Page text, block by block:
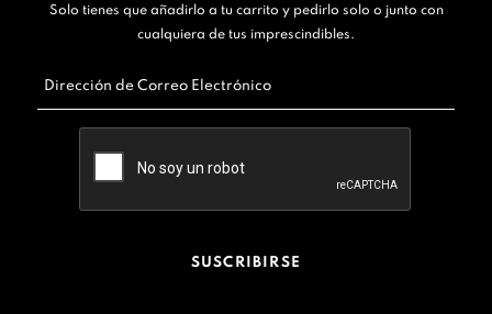
Solo tienes que añadirlo a tu carrito y pedirlo solo o junto con
cualquiera de tus imprescindibles.
Dirección de Correo Electrónico
SUSCRIBIRSE